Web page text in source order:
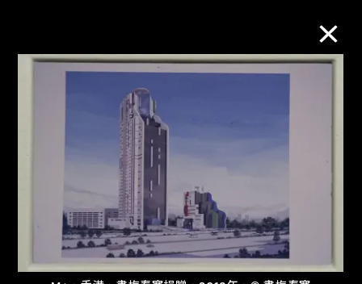
M+藏品
進一步篩選
關於M+藏品